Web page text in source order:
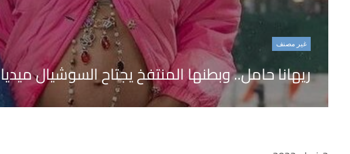
غير مصنف
ريهانا حامل.. وبطنها المنتفخ يجتاح السوشيال ميديا